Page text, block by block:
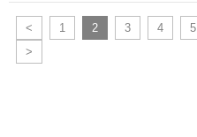
< 1 2 3 4 5
>